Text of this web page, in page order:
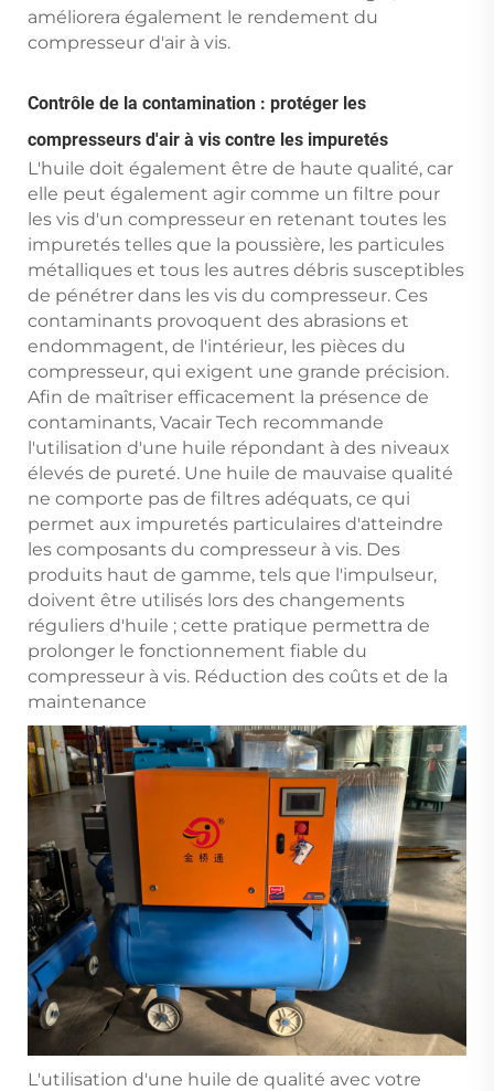
améliorera également le rendement du
compresseur d'air à vis.
Contrôle de la contamination : protéger les
compresseurs d'air à vis contre les impuretés
L'huile doit également être de haute qualité, car
elle peut également agir comme un filtre pour
les vis d'un compresseur en retenant toutes les
impuretés telles que la poussière, les particules
métalliques et tous les autres débris susceptibles
de pénétrer dans les vis du compresseur. Ces
contaminants provoquent des abrasions et
endommagent, de l'intérieur, les pièces du
compresseur, qui exigent une grande précision.
Afin de maîtriser efficacement la présence de
contaminants, Vacair Tech recommande
l'utilisation d'une huile répondant à des niveaux
élevés de pureté. Une huile de mauvaise qualité
ne comporte pas de filtres adéquats, ce qui
permet aux impuretés particulaires d'atteindre
les composants du compresseur à vis. Des
produits haut de gamme, tels que l'impulseur,
doivent être utilisés lors des changements
réguliers d'huile ; cette pratique permettra de
prolonger le fonctionnement fiable du
compresseur à vis. Réduction des coûts et de la
maintenance
L'utilisation d'une huile de qualité avec votre